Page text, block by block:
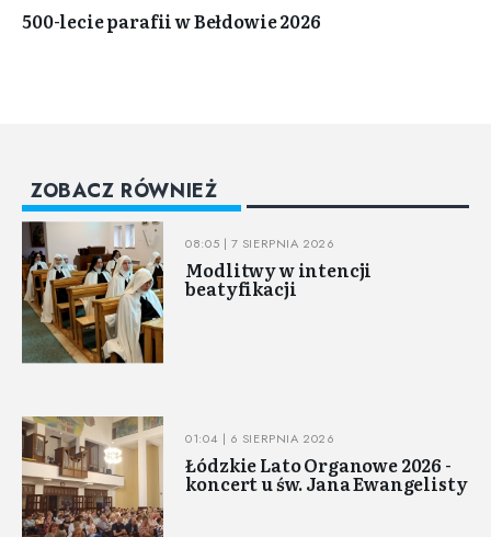
500-lecie parafii w Bełdowie 2026
ZOBACZ RÓWNIEŻ
08:05 | 7 SIERPNIA 2026
Modlitwy w intencji
beatyfikacji
01:04 | 6 SIERPNIA 2026
Łódzkie Lato Organowe 2026 -
koncert u św. Jana Ewangelisty